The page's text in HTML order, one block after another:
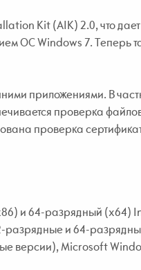
Kit (AIK) 2.0, что дает
ОС Windows 7. Теперь
приложениями. В
проверка
проверка
и 64-разрядный (x64)
и 64-
версии), Microsoft